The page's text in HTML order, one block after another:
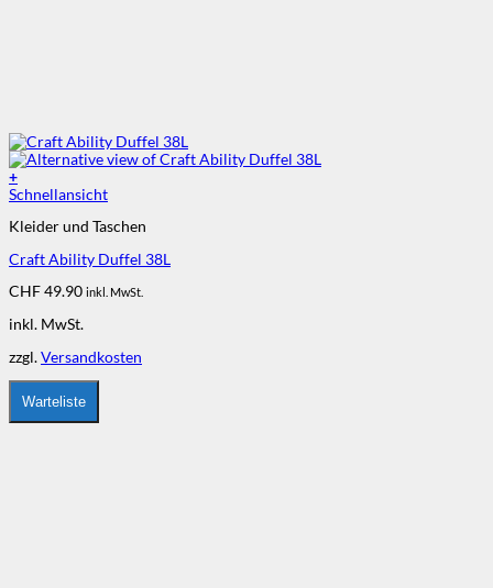
+
Dieses
weist
Varianten
Die
Optionen
können
auf
der
Produktseite
gewählt
werden
Schnellansicht
Kleider und Taschen
Craft Ability Duffel 38L
CHF49.90 inkl. MwSt.
inkl. MwSt.
zzgl.Versandkosten
Warteliste